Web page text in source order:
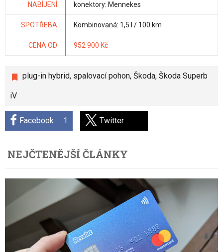
NABÍJENÍ konektory: Mennekes
SPOTŘEBA Kombinovaná: 1,5 l / 100 km
CENA OD 952 900 Kč
plug-in hybrid, spalovací pohon, Škoda, Škoda Superb
iV
Facebook 1 Twitter
NEJČTENĚJŠÍ ČLÁNKY